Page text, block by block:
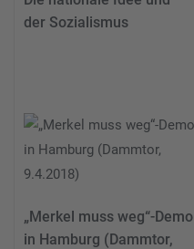
der Sozialismus
„Merkel muss weg“-Demo
in Hamburg (Dammtor,